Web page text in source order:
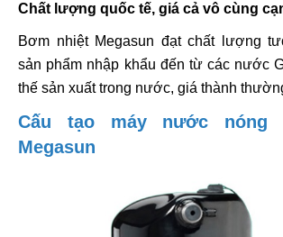
Chất lượng quốc tế, giá cả vô cùng
Bơm nhiệt Megasun đạt chất lượng
sản phẩm nhập khẩu đến từ các nước
thế sản xuất trong nước, giá thành
Cấu tạo máy nước nóng
Megasun